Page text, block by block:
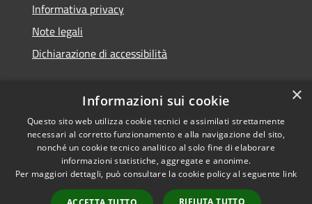
Informativa privacy
Note legali
Dichiarazione di accessibilità
RSS
Accessibilità
Copyright © 2026 • Comune di
×
Informazioni sui cookie
Questo sito web utilizza cookie tecnici e assimilati strettamente
necessari al corretto funzionamento e alla navigazione del sito,
nonché un cookie tecnico analitico al solo fine di elaborare
informazioni statistiche, aggregate e anonime.
Per maggiori dettagli, può consultare la cookie policy al seguente link
RIFIUTA TUTTO